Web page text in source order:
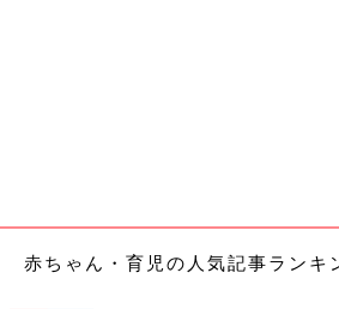
赤ちゃん・育児の人気記事ランキ